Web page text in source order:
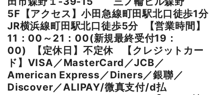
5F【アクセス】小田急線町田駅北口徒歩1分
JR横浜線町田駅北口徒歩5分 ⁡【営業時間】
11：00～21：00(新規最終受付19：
00) ⁡【定休日】不定休 ⁡【クレジットカー
ド】VISA／MasterCard／JCB／
American Express／Diners／銀聯／
Discover／ALIPAY/微真支付/d払